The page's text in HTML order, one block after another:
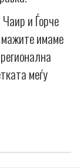
и Ѓорче
имаме
меѓу